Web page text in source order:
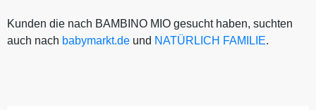
Kunden die nach BAMBINO MIO gesucht haben, suchten
auch nach babymarkt.de und NATÜRLICH FAMILIE.